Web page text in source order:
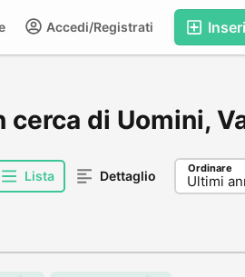
Accedi/Registrati
di Uomini,
Lista Dettaglio Ordinare